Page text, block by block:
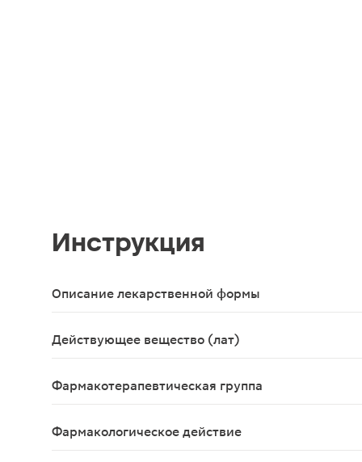
Инструкция
Описание лекарственной формы
Раствор для подкожного введения прозрачный
Действующее вещество (лат)
Фармакотерапевтическая группа
Фармакологическое действие